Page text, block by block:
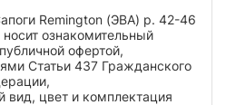
Remington (ЭВА) р. 42-46
ознакомительный
офертой,
Статьи 437 Гражданского
вид, цвет и комплектация